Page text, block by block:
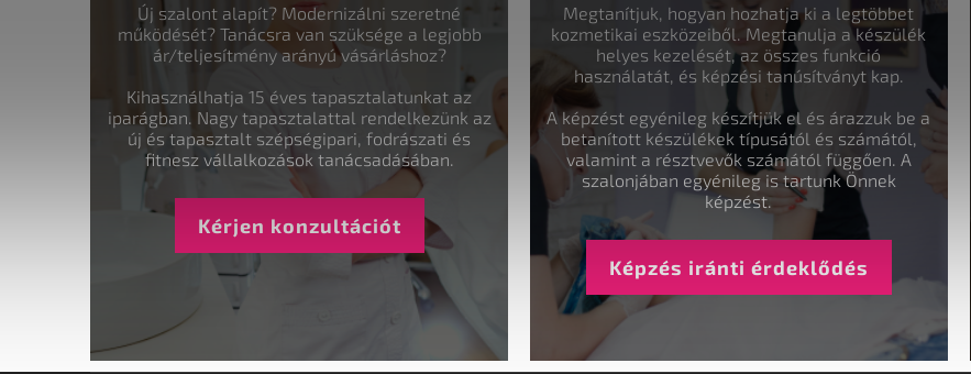
Új szalont alapít? Modernizálni szeretné
működését? Tanácsra van szüksége a legjobb
ár/teljesítmény arányú vásárláshoz?
Kihasználhatja 15 éves tapasztalatunkat az
iparágban. Nagy tapasztalattal rendelkezünk az
új és tapasztalt szépségipari, fodrászati és
fitnesz vállalkozások tanácsadásában.
Kérjen konzultációt
Megtanítjuk, hogyan hozhatja ki a legtöbbet
kozmetikai eszközeiből. Megtanulja a készülék
helyes kezelését, az összes funkció
használatát, és képzési tanúsítványt kap.
A képzést egyénileg készítjük el és árazzuk be a
betanított készülékek típusától és számától,
valamint a résztvevők számától függően. A
szalonjában egyénileg is tartunk Önnek
képzést.
Képzés iránti érdeklődés